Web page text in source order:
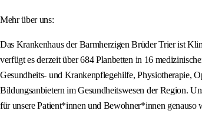
Mehr über uns:
Das Krankenhaus der Barmherzigen Brüder Trier ist
verfügt es derzeit über 684 Planbetten in 16
Gesundheits- und Krankenpflegehilfe, Physiotherapie,
Bildungsanbietern im Gesundheitswesen der Region.
für unsere Patient*innen und Bewohner*innen genauso